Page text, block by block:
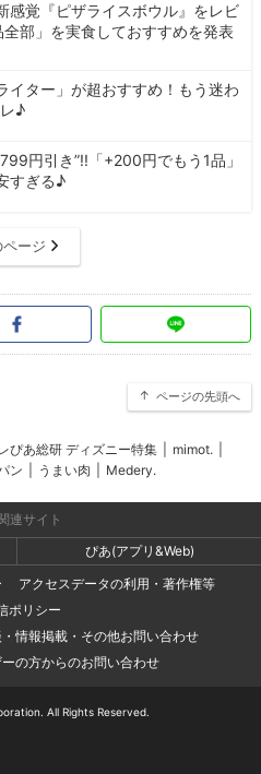
感覚『ピザライスボウル』をレビ
部」を実食しておすすめを発表
イター」が超おすすめ！もう迷わ
♪
円引き”!!「+200円でもう1品」
すぎる♪
ページ
ページの先頭へ
ぴあ総研 ディズニー特集 mimot.
ン うまい肉 Medery.
連サイト
ぴあ(アプリ&Web)
アクセスデータの利用・著作権等
ポリシー
情報掲載・その他お問い合わせ
の方からのお問い合わせ
All Rights Reserved.